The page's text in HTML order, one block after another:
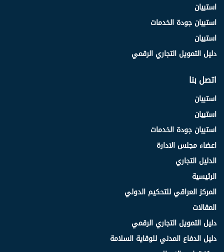
استبيان
استبيان جودة الخدمات
استبيان
دليل التمويل التجاري الرقمي
اتصل بنا
استبيان
استبيان
استبيان جودة الخدمات
اعضاء مجلس الادارة
الدليل التجاري
الرئيسية
المركز العراقي للتحكيم الدولي
المقالات
دليل التمويل التجاري الرقمي
دليل الدفاع المدني للوقاية السلامة